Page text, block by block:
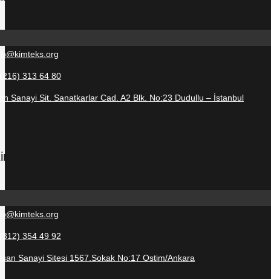
313 64 80
Sanayi Sit. Sanatkarlar Cad. A2 Blk. No:23 Dudullu – İstanbul
Ankara
354 49 92
Sanayi Sitesi 1567.Sokak No:17 Ostim/Ankara